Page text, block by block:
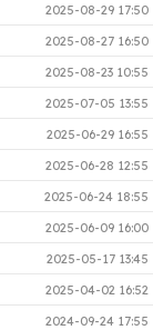
2025-08-29 17:50
2025-08-27 16:50
2025-08-23 10:55
2025-07-05 13:55
2025-06-29 16:55
2025-06-28 12:55
2025-06-24 18:55
2025-06-09 16:00
2025-05-17 13:45
2025-04-02 16:52
2024-09-24 17:55